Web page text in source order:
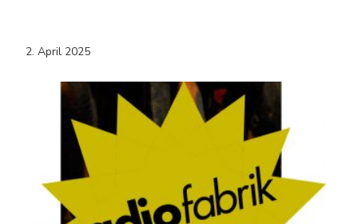
2. April 2025